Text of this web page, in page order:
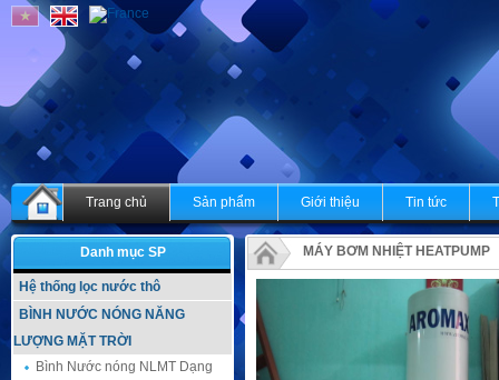
Trang chủ Sản phẩm Giới thiệu Tin tức
Danh mục SP
Hệ thống lọc nước thô
BÌNH NƯỚC NÓNG NĂNG
LƯỢNG MẶT TRỜI
Bình Nước nóng NLMT Dạng
MÁY BƠM NHIỆT HEATPUMP